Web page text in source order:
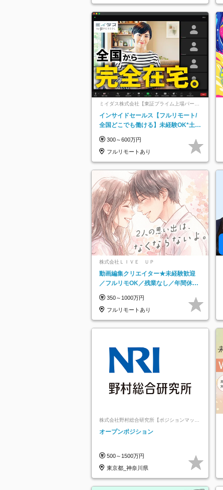
ミイダス株式会社【東証プライム上場パーソ
インサイドセールス【フルリモート/
全国どこでも働ける】未経験OK*土日
300～600万円
フルリモートあり
株式会社ＬＩＶＥ ＵＰ
動画編集クリエイター★未経験歓迎
／フルリモOK／残業なし／年間休日
実で安心
350～1000万円
フルリモートあり
株式会社野村総合研究所【ポジションマッチ
オープンポジション
500～1500万円
東京都_神奈川県